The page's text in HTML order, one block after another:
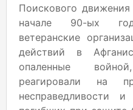
Поискового
начале 90-ых
ветеранские
действий в
опаленные
реагировали на
несправедливости